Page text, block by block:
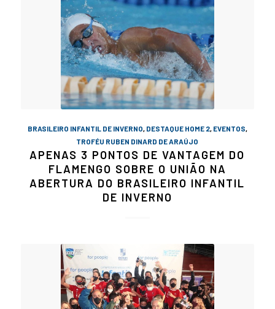
BRASILEIRO INFANTIL DE INVERNO, DESTAQUE HOME 2, EVENTOS,
TROFÉU RUBEN DINARD DE ARAÚJO
APENAS 3 PONTOS DE VANTAGEM DO
FLAMENGO SOBRE O UNIÃO NA
ABERTURA DO BRASILEIRO INFANTIL
DE INVERNO